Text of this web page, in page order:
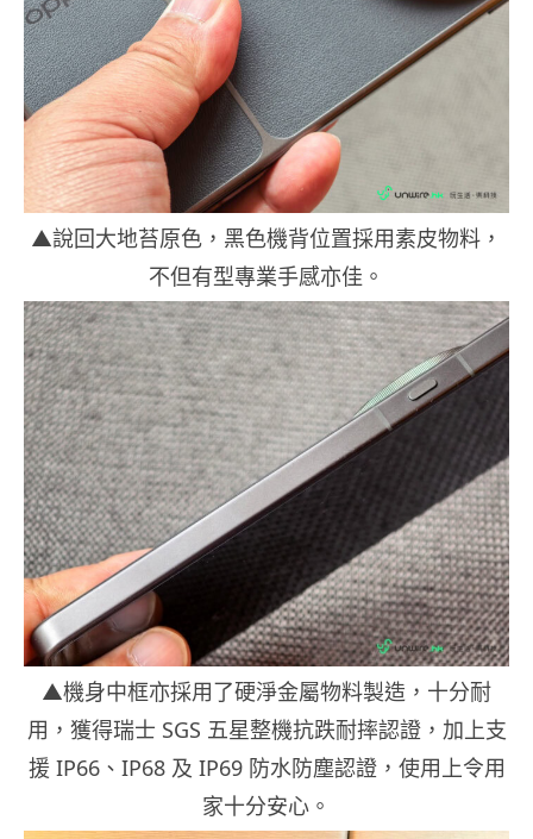
▲說回大地苔原色，黑色機背位置採用素皮物料，
不但有型專業手感亦佳。
▲機身中框亦採用了硬淨金屬物料製造，十分耐
用，獲得瑞士 SGS 五星整機抗跌耐摔認證，加上支
援 IP66、IP68 及 IP69 防水防塵認證，使用上令用
家十分安心。